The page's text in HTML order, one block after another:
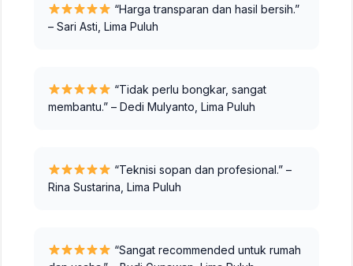
“Harga transparan dan hasil bersih.”
– Sari Asti, Lima Puluh
“Tidak perlu bongkar, sangat
membantu.” – Dedi Mulyanto, Lima Puluh
“Teknisi sopan dan profesional.” –
Rina Sustarina, Lima Puluh
“Sangat recommended untuk rumah